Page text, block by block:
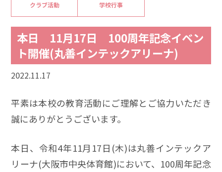
クラブ活動 学校行事
本日 11月17日 100周年記念イベン
ト開催(丸善インテックアリーナ)
2022.11.17
平素は本校の教育活動にご理解とご協力いただき
誠にありがとうございます。
本日、令和4年11月17日(木)は丸善インテックア
リーナ(大阪市中央体育館)において、100周年記念